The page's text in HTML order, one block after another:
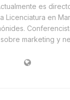
es
Licenciatura en
marketing y